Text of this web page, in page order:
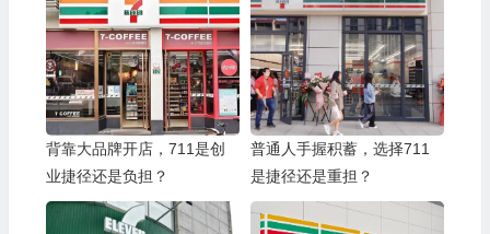
背靠大品牌开店，711是创
业捷径还是负担？
普通人手握积蓄，选择711
是捷径还是重担？